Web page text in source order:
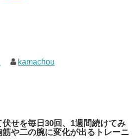
kamachou
伏せを毎日30回、1週間続けてみ
筋や二の腕に変化が出るトレーニ